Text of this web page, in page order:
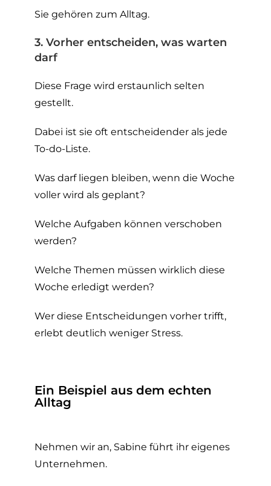
Sie gehören zum Alltag.
3. Vorher entscheiden, was warten
darf
Diese Frage wird erstaunlich selten
gestellt.
Dabei ist sie oft entscheidender als jede
To-do-Liste.
Was darf liegen bleiben, wenn die Woche
voller wird als geplant?
Welche Aufgaben können verschoben
werden?
Welche Themen müssen wirklich diese
Woche erledigt werden?
Wer diese Entscheidungen vorher trifft,
erlebt deutlich weniger Stress.
Ein Beispiel aus dem echten
Alltag
Nehmen wir an, Sabine führt ihr eigenes
Unternehmen.